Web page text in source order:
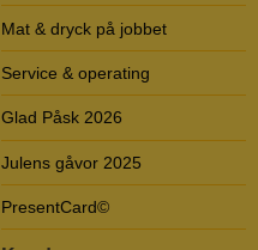
Mat & dryck på jobbet
Service & operating
Glad Påsk 2026
Julens gåvor 2025
PresentCard©